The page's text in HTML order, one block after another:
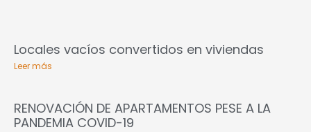
Locales vacíos convertidos en viviendas
Leer más
RENOVACIÓN DE APARTAMENTOS PESE A LA
PANDEMIA COVID-19